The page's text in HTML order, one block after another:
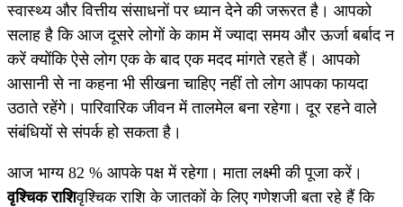
स्वास्थ्य और वित्तीय संसाधनों पर ध्यान देने की जरूरत है। आपको
सलाह है कि आज दूसरे लोगों के काम में ज्यादा समय और ऊर्जा बर्बाद न
करें क्योंकि ऐसे लोग एक के बाद एक मदद मांगते रहते हैं। आपको
आसानी से ना कहना भी सीखना चाहिए नहीं तो लोग आपका फायदा
उठाते रहेंगे। पारिवारिक जीवन में तालमेल बना रहेगा। दूर रहने वाले
संबंधियों से संपर्क हो सकता है।
आज भाग्य 82 % आपके पक्ष में रहेगा। माता लक्ष्मी की पूजा करें।
वृश्चिक राशिवृश्चिक राशि के जातकों के लिए गणेशजी बता रहे हैं कि